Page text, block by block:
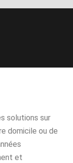
solutions sur
domicile ou de
et